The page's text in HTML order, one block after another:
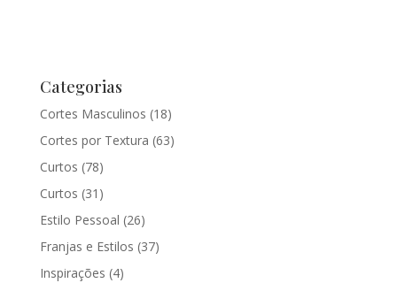
Categorias
Cortes Masculinos (18)
Cortes por Textura (63)
Curtos (78)
Curtos (31)
Estilo Pessoal (26)
Franjas e Estilos (37)
Inspirações (4)